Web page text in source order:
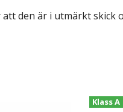
den är i utmärkt skick
Klass A